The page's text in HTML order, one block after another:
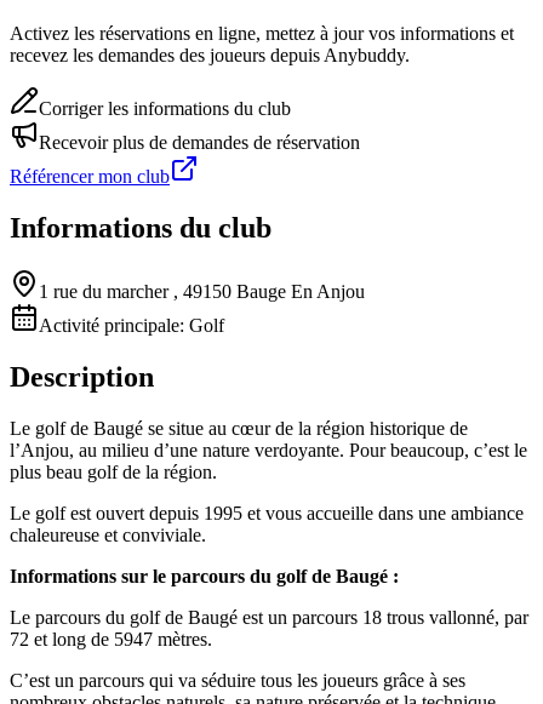
Activez les réservations en ligne, mettez à jour vos informations et
recevez les demandes des joueurs depuis Anybuddy.
Corriger les informations du club
Recevoir plus de demandes de réservation
Référencer mon club
Informations du club
1 rue du marcher , 49150 Bauge En Anjou
Activité principale: Golf
Description
Le golf de Baugé se situe au cœur de la région historique de
l’Anjou, au milieu d’une nature verdoyante. Pour beaucoup, c’est le
plus beau golf de la région.
Le golf est ouvert depuis 1995 et vous accueille dans une ambiance
chaleureuse et conviviale.
Informations sur le parcours du golf de Baugé :
Le parcours du golf de Baugé est un parcours 18 trous vallonné, par
72 et long de 5947 mètres.
C’est un parcours qui va séduire tous les joueurs grâce à ses